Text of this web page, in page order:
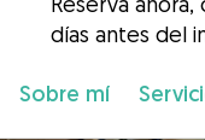
días antes del
Sobre mí